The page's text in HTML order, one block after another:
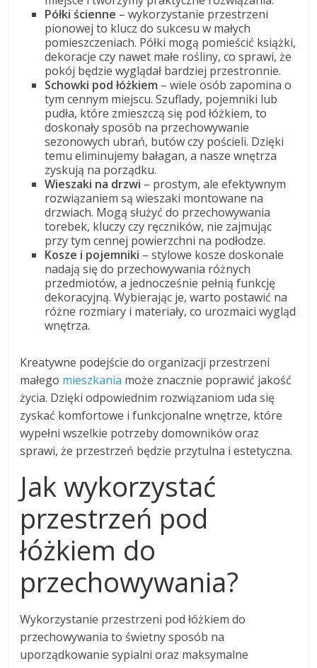
Półki ścienne – wykorzystanie przestrzeni
pionowej to klucz do sukcesu w małych
pomieszczeniach. Półki mogą pomieścić książki,
dekoracje czy nawet małe rośliny, co sprawi, że
pokój będzie wyglądał bardziej przestronnie.
Schowki pod łóżkiem – wiele osób zapomina o
tym cennym miejscu. Szuflady, pojemniki lub
pudła, które zmieszczą się pod łóżkiem, to
doskonały sposób na przechowywanie
sezonowych ubrań, butów czy pościeli. Dzięki
temu eliminujemy bałagan, a nasze wnętrza
zyskują na porządku.
Wieszaki na drzwi – prostym, ale efektywnym
rozwiązaniem są wieszaki montowane na
drzwiach. Mogą służyć do przechowywania
torebek, kluczy czy ręczników, nie zajmując
przy tym cennej powierzchni na podłodze.
Kosze i pojemniki – stylowe kosze doskonale
nadają się do przechowywania różnych
przedmiotów, a jednocześnie pełnią funkcję
dekoracyjną. Wybierając je, warto postawić na
różne rozmiary i materiały, co urozmaici wygląd
wnętrza.
Kreatywne podejście do organizacji przestrzeni
małego mieszkania może znacznie poprawić jakość
życia. Dzięki odpowiednim rozwiązaniom uda się
zyskać komfortowe i funkcjonalne wnętrze, które
wypełni wszelkie potrzeby domowników oraz
sprawi, że przestrzeń będzie przytulna i estetyczna.
Jak wykorzystać
przestrzeń pod
łóżkiem do
przechowywania?
Wykorzystanie przestrzeni pod łóżkiem do
przechowywania to świetny sposób na
uporządkowanie sypialni oraz maksymalne